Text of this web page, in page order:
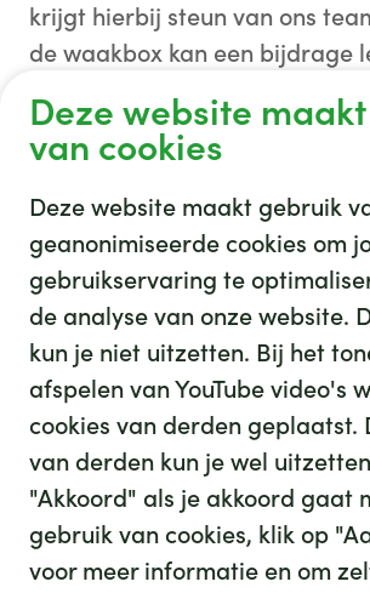
krijgt hierbij steun van ons
de waakbox kan een bijdrage
behoeve van informatie,
en (h)erkenning van emoties.
Afgeronde projecten
Deze website
van cookies
Deze website maakt gebruik
geanonimiseerde cookies om
gebruikservaring te
de analyse van onze website.
kun je niet uitzetten. Bij het
afspelen van YouTube video's
cookies van derden geplaatst.
van derden kun je wel
"Akkoord" als je akkoord gaat
gebruik van cookies, klik op
voor meer informatie en om